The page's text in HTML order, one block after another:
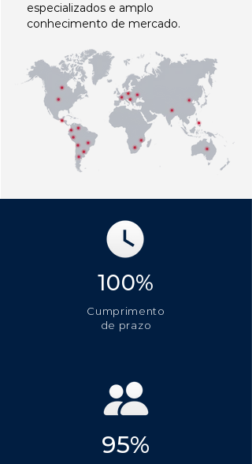
especializados e amplo
conhecimento de mercado.
100%
Cumprimento
de prazo
95%